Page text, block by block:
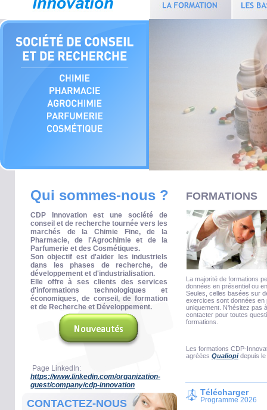
Qui sommes-nous ?
CDP Innovation est une société de
conseil et de recherche tournée vers les
marchés de la Chimie Fine, de la
Pharmacie, de l'Agrochimie et de la
Parfumerie et des Cosmétiques.
Son objectif est d'aider les industriels
dans les phases de recherche, de
développement et d'industrialisation.
Elle offre à ses clients des services
d'informations technologiques et
économiques, de conseil, de formation
et de Recherche et Développement.
Page LinkedIn:
https://www.linkedin.com/organization-
guest/company/cdp-innovation
CONTACTEZ-NOUS
FORMATIONS
La majorité de formations
données en présentiel ou
Seules, celles basées sur
exercices sont données en
uniquement. N'hésitez pas
contacter pour toutes
formations.
Les formations CDP-
agréées Qualiopi depuis
Télécharger
Programme 2026